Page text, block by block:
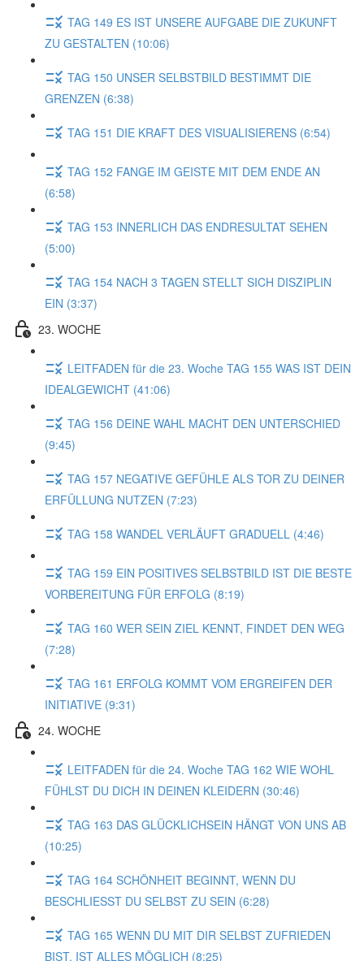
TAG 149 ES IST UNSERE AUFGABE DIE ZUKUNFT
ZU GESTALTEN (10:06)
TAG 150 UNSER SELBSTBILD BESTIMMT DIE
GRENZEN (6:38)
TAG 151 DIE KRAFT DES VISUALISIERENS (6:54)
TAG 152 FANGE IM GEISTE MIT DEM ENDE AN
(6:58)
TAG 153 INNERLICH DAS ENDRESULTAT SEHEN
(5:00)
TAG 154 NACH 3 TAGEN STELLT SICH DISZIPLIN
EIN (3:37)
23. WOCHE
LEITFADEN für die 23. Woche TAG 155 WAS IST DEIN
IDEALGEWICHT (41:06)
TAG 156 DEINE WAHL MACHT DEN UNTERSCHIED
(9:45)
TAG 157 NEGATIVE GEFÜHLE ALS TOR ZU DEINER
ERFÜLLUNG NUTZEN (7:23)
TAG 158 WANDEL VERLÄUFT GRADUELL (4:46)
TAG 159 EIN POSITIVES SELBSTBILD IST DIE BESTE
VORBEREITUNG FÜR ERFOLG (8:19)
TAG 160 WER SEIN ZIEL KENNT, FINDET DEN WEG
(7:28)
TAG 161 ERFOLG KOMMT VOM ERGREIFEN DER
INITIATIVE (9:31)
24. WOCHE
LEITFADEN für die 24. Woche TAG 162 WIE WOHL
FÜHLST DU DICH IN DEINEN KLEIDERN (30:46)
TAG 163 DAS GLÜCKLICHSEIN HÄNGT VON UNS AB
(10:25)
TAG 164 SCHÖNHEIT BEGINNT, WENN DU
BESCHLIESST DU SELBST ZU SEIN (6:28)
TAG 165 WENN DU MIT DIR SELBST ZUFRIEDEN
BIST, IST ALLES MÖGLICH (8:25)